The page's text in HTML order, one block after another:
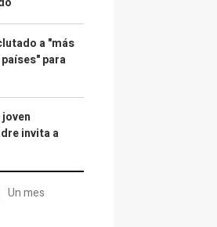
a "más
para
invita a
Un mes